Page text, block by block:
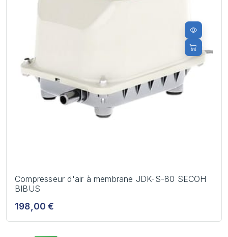
Compresseur d'air à membrane JDK-S-80 SECOH
BIBUS
198,00 €